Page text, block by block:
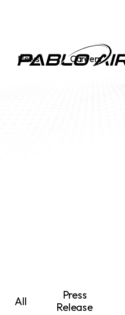
News Careers
All
Press
Release